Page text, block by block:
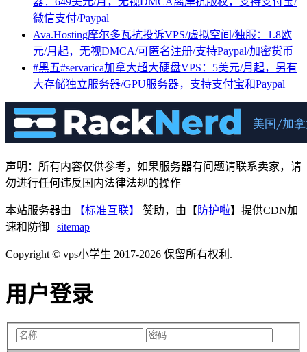
微信支付/Paypal
Ava.Hosting摩尔多瓦抗投诉VPS/虚拟空间/独服：1.8欧
元/月起，无视DMCA/可匿名注册/支持Paypal/加密货币
#黑五#servarica加拿大超大硬盘VPS：5美元/月起，另有
大存储独立服务器/GPU服务器，支持支付宝和Paypal
声明：所有内容仅供参考，如果服务器有问题请联系卖家，请
勿进行任何违反国内法律法规的操作
本站服务器由 【标准互联】 赞助，由【 防护啦】提供CDN加
速和防御 | sitemap
Copyright © vps小学生 2017-2026 保留所有权利.
用户登录